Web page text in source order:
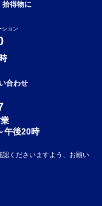
拾得物に
ション
合わせ
午後20時
くださいますよう、お願い